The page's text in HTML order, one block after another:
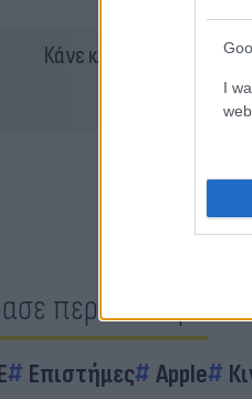
I
Κάνε κλικ και δες
περισσότερα
Επιστήμες Apple